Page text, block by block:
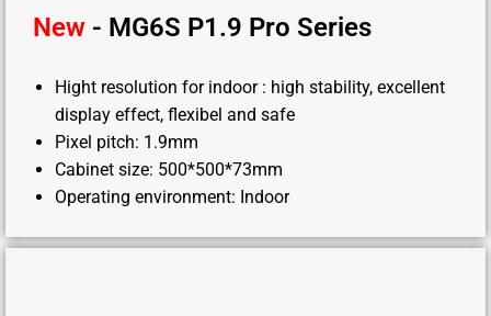
New - MG6S P1.9 Pro Series
Hight resolution for indoor : high stability, excellent
display effect, flexibel and safe
Pixel pitch: 1.9mm
Cabinet size: 500*500*73mm
Operating environment: Indoor